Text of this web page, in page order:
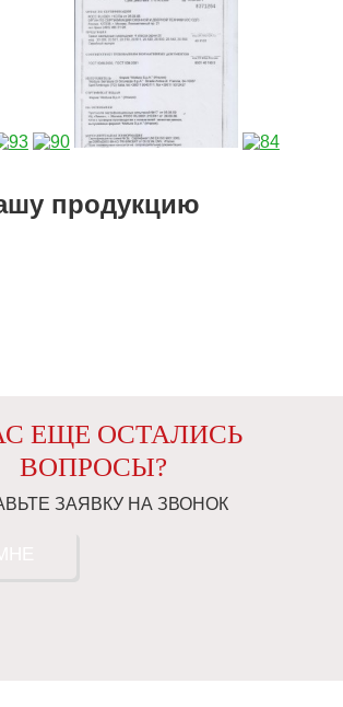
продукцию
ЕЩЕ ОСТАЛИСЬ
ВОПРОСЫ?
ЗАЯВКУ НА ЗВОНОК